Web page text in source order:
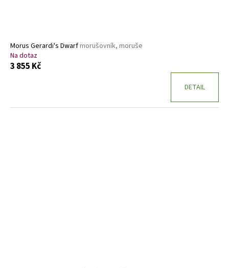
Morus Gerardi's Dwarfmorušovník, moruše
Na dotaz
3 855 Kč
DETAIL